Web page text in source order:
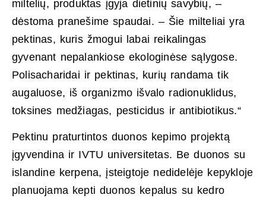
miltelių, produktas įgyja dietinių savybių, –
dėstoma pranešime spaudai. – Šie milteliai yra
pektinas, kuris žmogui labai reikalingas
gyvenant nepalankiose ekologinėse sąlygose.
Polisacharidai ir pektinas, kurių randama tik
augaluose, iš organizmo išvalo radionuklidus,
toksines medžiagas, pesticidus ir antibiotikus.“
Pektinu praturtintos duonos kepimo projektą
įgyvendina ir IVTU universitetas. Be duonos su
islandine kerpena, įsteigtoje nedidelėje kepykloje
planuojama kepti duonos kepalus su kedro